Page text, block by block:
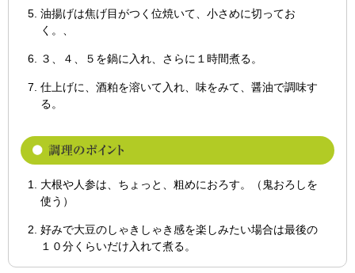
油揚げは焦げ目がつく位焼いて、小さめに切ってお
く。、
３、４、５を鍋に入れ、さらに１時間煮る。
仕上げに、酒粕を溶いて入れ、味をみて、醤油で調味す
る。
大根や人参は、ちょっと、粗めにおろす。（鬼おろしを
使う）
好みで大豆のしゃきしゃき感を楽しみたい場合は最後の
１０分くらいだけ入れて煮る。